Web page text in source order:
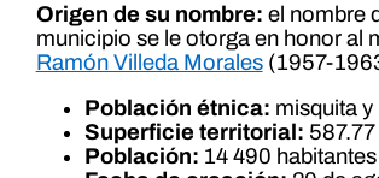
Origen de su nombre: el nombre
municipio se le otorga en honor al
Ramón Villeda Morales(1957-
Población étnica: misquita y
Superficie territorial:
Población: 14 490